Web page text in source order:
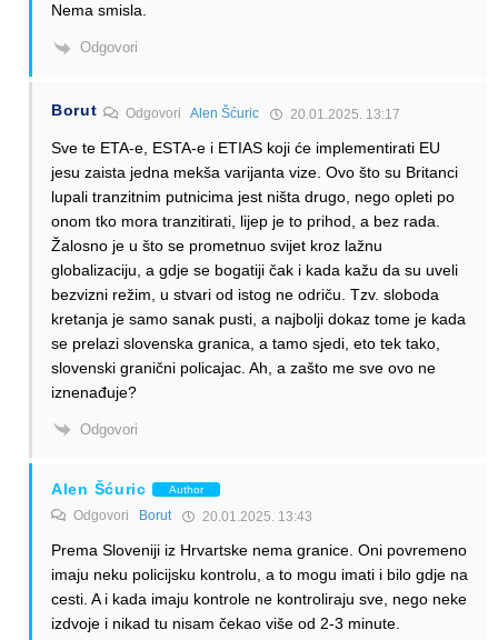
Nema smisla.
Odgovori
Borut Odgovori Alen Šćuric 20.01.2025. 13:17
Sve te ETA-e, ESTA-e i ETIAS koji će implementirati EU
jesu zaista jedna mekša varijanta vize. Ovo što su Britanci
lupali tranzitnim putnicima jest ništa drugo, nego opleti po
onom tko mora tranzitirati, lijep je to prihod, a bez rada.
Žalosno je u što se prometnuo svijet kroz lažnu
globalizaciju, a gdje se bogatiji čak i kada kažu da su uveli
bezvizni režim, u stvari od istog ne odriču. Tzv. sloboda
kretanja je samo sanak pusti, a najbolji dokaz tome je kada
se prelazi slovenska granica, a tamo sjedi, eto tek tako,
slovenski granični policajac. Ah, a zašto me sve ovo ne
iznenađuje?
Odgovori
Alen Šćuric Author
Odgovori Borut 20.01.2025. 13:43
Prema Sloveniji iz Hrvartske nema granice. Oni povremeno
imaju neku policijsku kontrolu, a to mogu imati i bilo gdje na
cesti. A i kada imaju kontrole ne kontroliraju sve, nego neke
izdvoje i nikad tu nisam čekao više od 2-3 minute.